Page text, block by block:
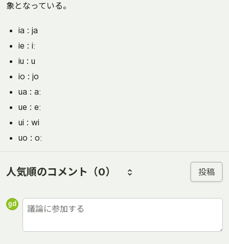
象となっている。
ia : ja
ie : iː
iu : u
io : jo
ua : aː
ue : eː
ui : wi
uo : oː
人気順のコメント （0） 投稿